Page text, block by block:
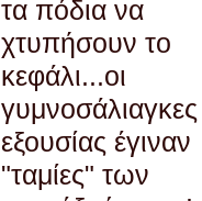
τα πόδια να
χτυπήσουν το
κεφάλι...οι
εξουσίας έγιναν
"ταμίες" των